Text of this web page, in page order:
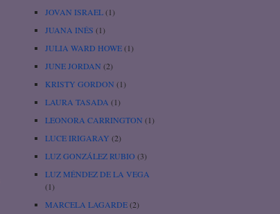
JOVAN ISRAEL(1)
JUANA INÉS (1)
JULIA WARD HOWE(1)
JUNE JORDAN (2)
KRISTY GORDON (1)
LAURA TASADA (1)
LEONORA CARRINGTON (1)
LUCE IRIGARAY (2)
LUZ GONZÁLEZ RUBIO (3)
LUZ MÉNDEZ DE LA VEGA
(1)
MARCELA LAGARDE(2)